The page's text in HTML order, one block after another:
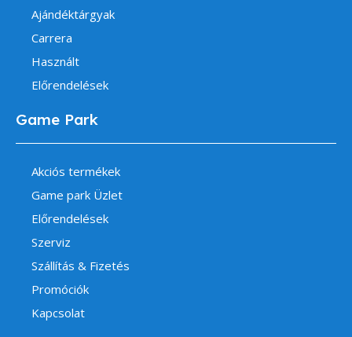
Ajándéktárgyak
Carrera
Használt
Előrendelések
Game Park
Akciós termékek
Game park Üzlet
Előrendelések
Szerviz
Szállítás & Fizetés
Promóciók
Kapcsolat